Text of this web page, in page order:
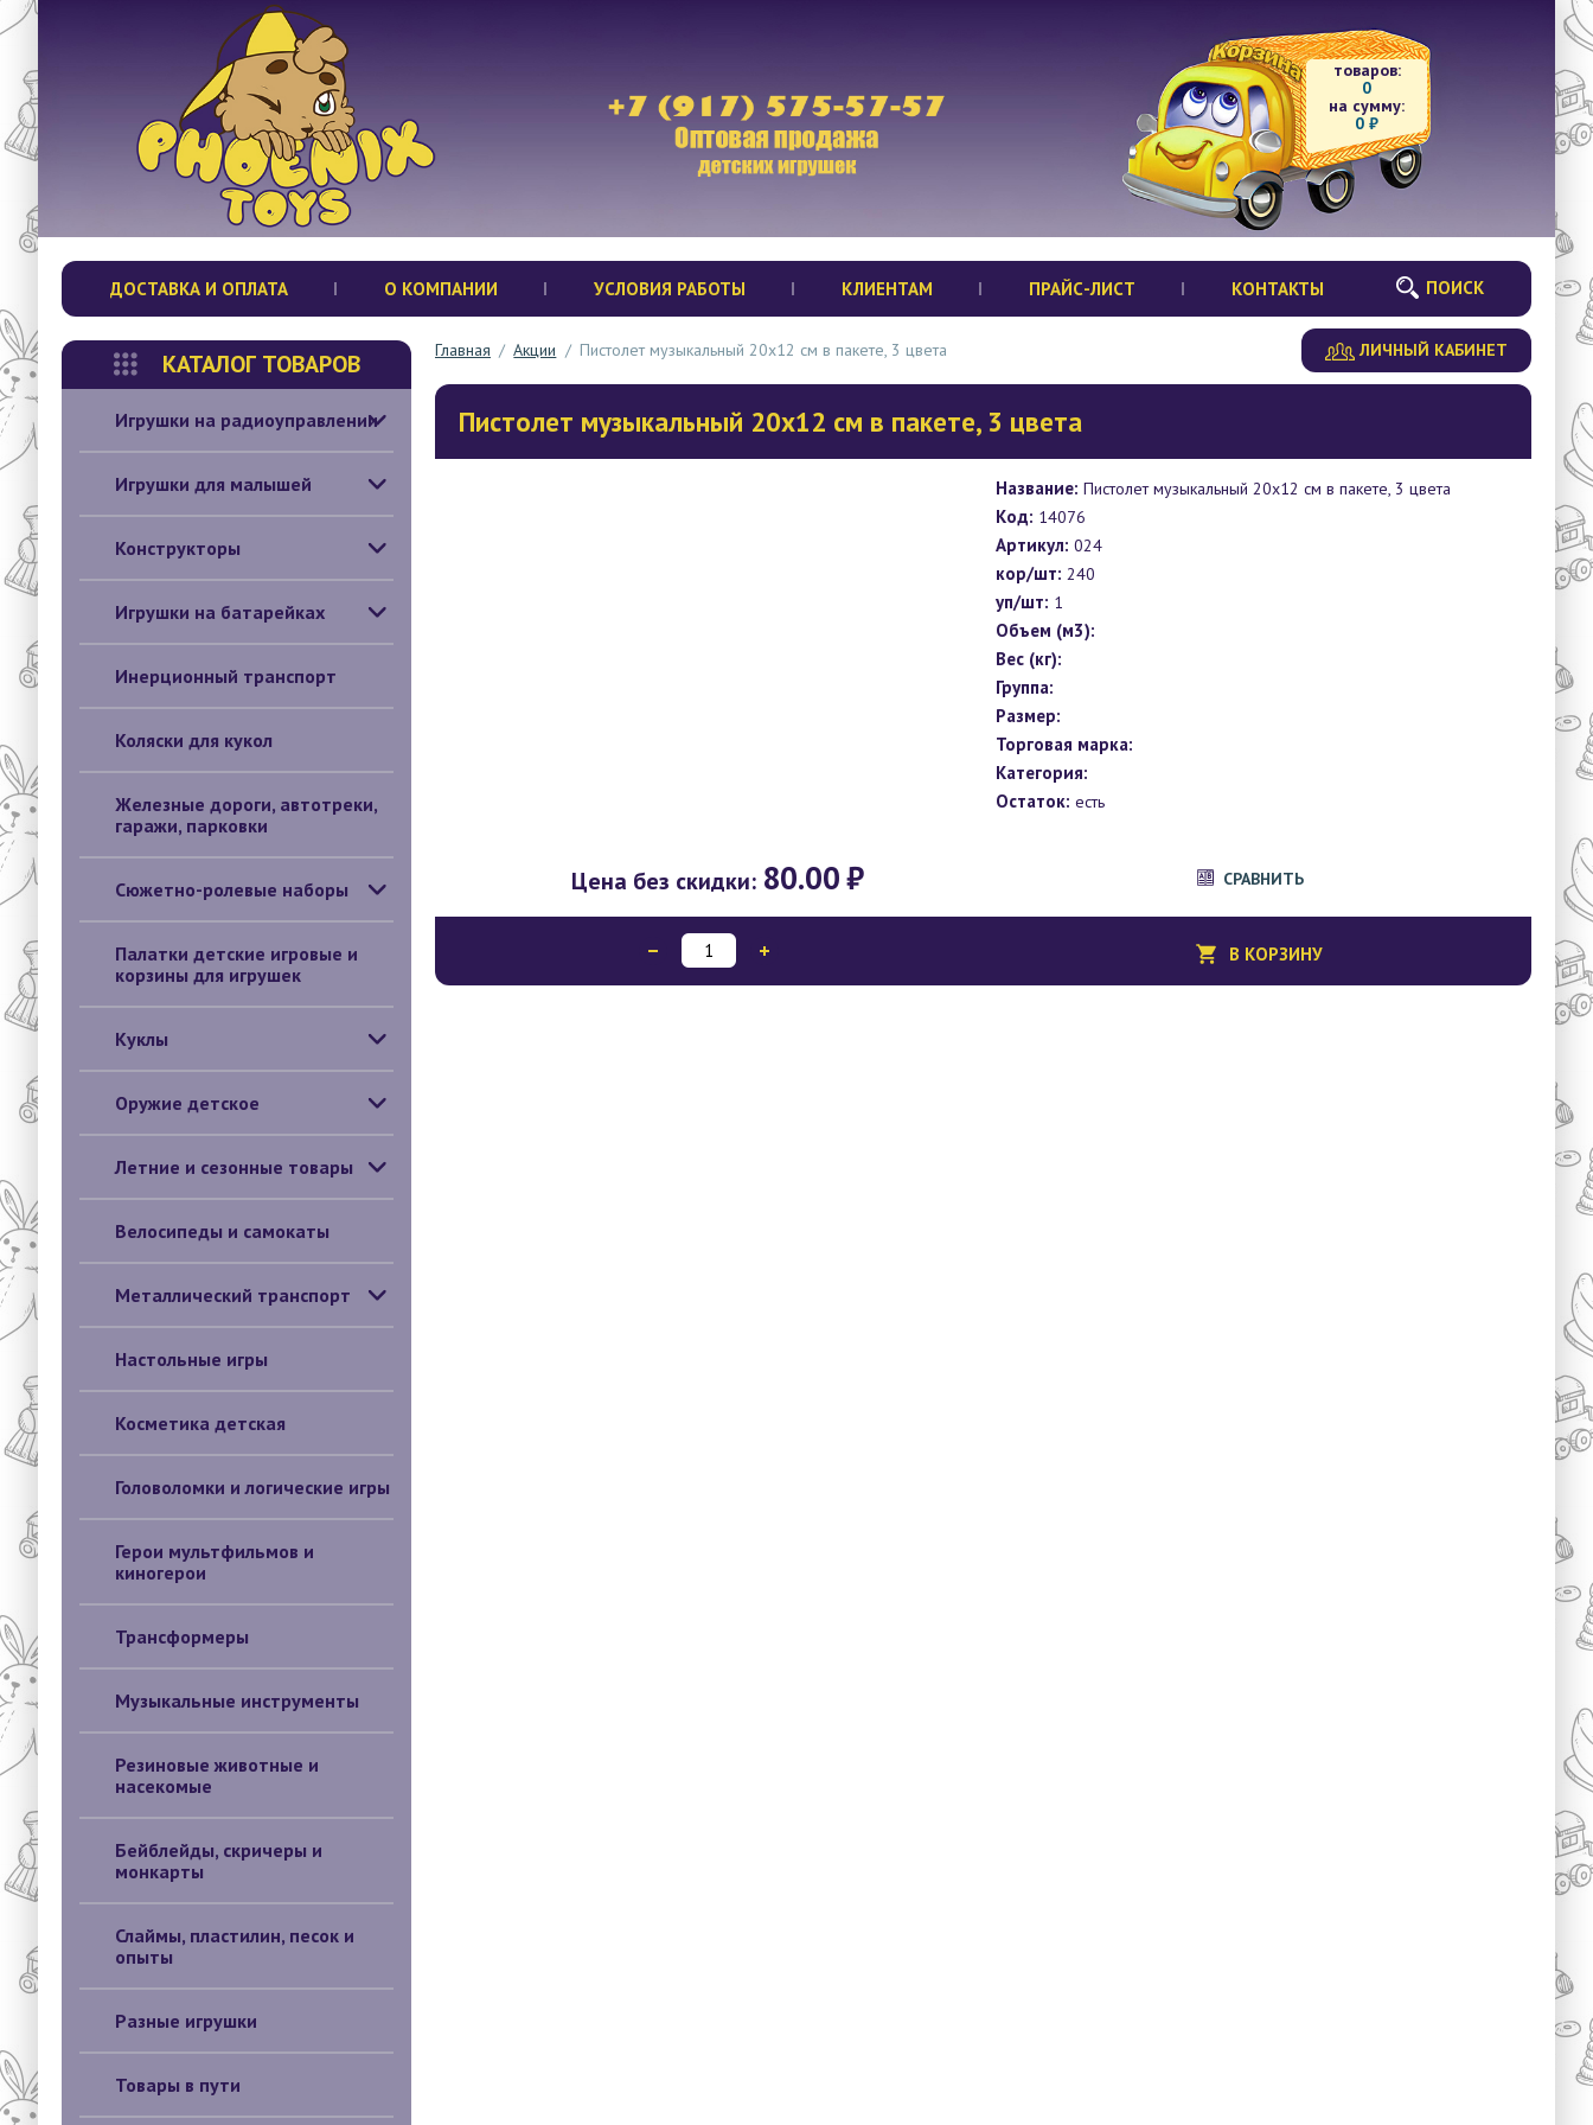
товаров:
0
на сумму:
0 ₽
ДОСТАВКА И ОПЛАТА О КОМПАНИИ УСЛОВИЯ РАБОТЫ КЛИЕНТАМ ПРАЙС-ЛИСТ КОНТАКТЫ ПОИСК
КАТАЛОГ ТОВАРОВ
Игрушки на радиоуправлении
Игрушки для малышей
Конструкторы
Игрушки на батарейках
Инерционный транспорт
Коляски для кукол
Железные дороги, автотреки,
гаражи, парковки
Сюжетно-ролевые наборы
Палатки детские игровые и
корзины для игрушек
Куклы
Оружие детское
Летние и сезонные товары
Велосипеды и самокаты
Металлический транспорт
Настольные игры
Косметика детская
Головоломки и логические игры
Герои мультфильмов и
киногерои
Трансформеры
Музыкальные инструменты
Резиновые животные и
насекомые
Бейблейды, скричеры и
монкарты
Слаймы, пластилин, песок и
опыты
Разные игрушки
Товары в пути
Главная / Акции / Пистолет музыкальный 20х12 см в пакете, 3 цвета ЛИЧНЫЙ КАБИНЕТ
Пистолет музыкальный 20х12 см в пакете, 3 цвета
Название: Пистолет музыкальный 20х12 см в пакете, 3 цвета
Код: 14076
Артикул: 024
кор/шт: 240
уп/шт: 1
Объем (м3):
Вес (кг):
Группа:
Размер:
Торговая марка:
Категория:
Остаток: есть
Цена без скидки: 80.00₽ СРАВНИТЬ
В КОРЗИНУ